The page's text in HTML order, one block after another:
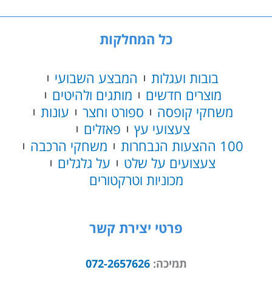
כל המחלקות
בובות ועגלות
המבצע השבועי
מוצרים חדשים
מותגים ולהיטים
משחקי קופסה
ספורט וחצר
עונות
צעצועי עץ
פאזלים
100 ההצעות הנבחרות
משחקי הרכבה
צעצועים על שלט
על גלגלים
מכוניות וטרקטורים
פרטי יצירת קשר
תמיכה:072-2657626